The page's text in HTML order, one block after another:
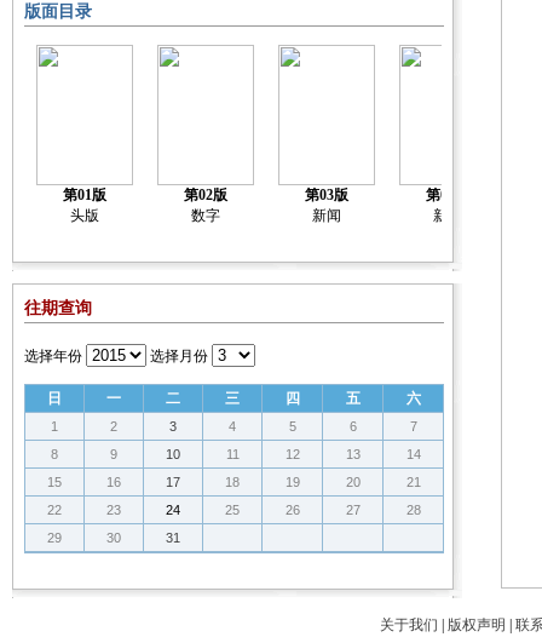
版面目录
第01版
头版
第02版
数字
第03版
新闻
第04版
新闻
往期查询
选择年份 选择月份
日 一 二 三 四 五 六
1 2 3 4 5 6
7
8
9 10 11 12 13
14
15
16 17 18 19 20
21
22
23 24 25 26 27
28
29
30 31
关于我们 版权声明
联